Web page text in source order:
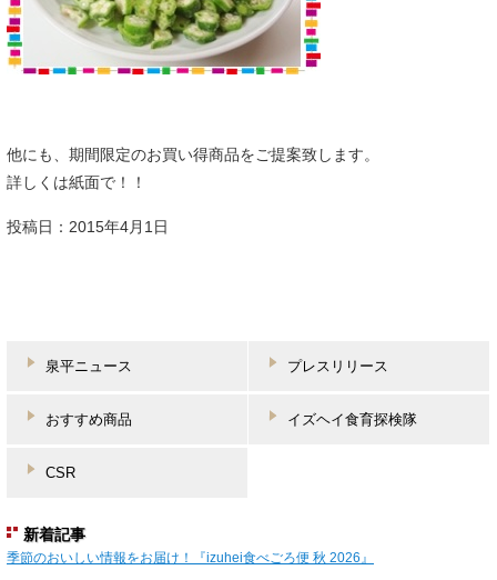
他にも、期間限定のお買い得商品をご提案致します。
詳しくは紙面で！！
投稿日：2015年4月1日
泉平ニュース プレスリリース
おすすめ商品 イズヘイ食育探検隊
CSR
新着記事
季節のおいしい情報をお届け！『izuhei食べごろ便 秋 2026』